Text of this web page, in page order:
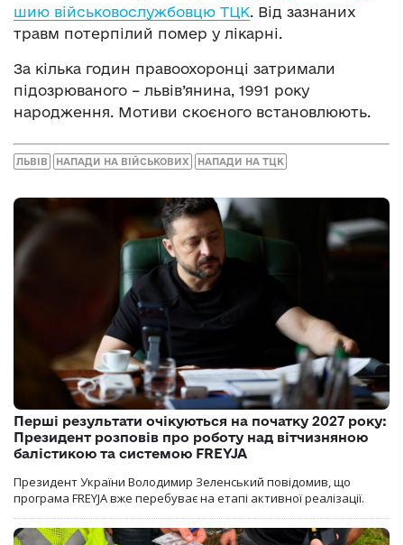
шию військовослужбовцю ТЦК. Від зазнаних
травм потерпілий помер у лікарні.
За кілька годин правоохоронці затримали
підозрюваного – львів’янина, 1991 року
народження. Мотиви скоєного встановлюють.
ЛЬВІВ НАПАДИ НА ВІЙСЬКОВИХ НАПАДИ НА ТЦК
Перші результати очікуються на початку 2027 року:
Президент розповів про роботу над вітчизняною
балістикою та системою FREYJA
Президент України Володимир Зеленський повідомив, що
програма FREYJA вже перебуває на етапі активної реалізації.